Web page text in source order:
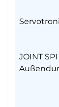
JOINT SPI